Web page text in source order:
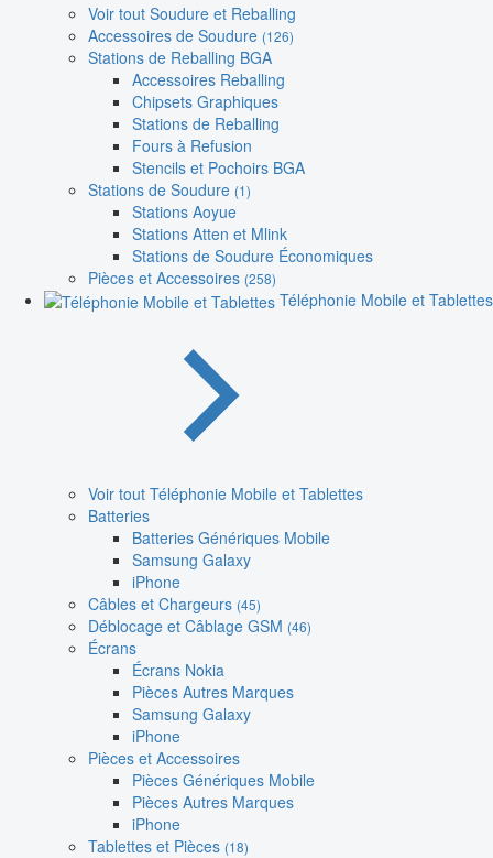
Voir tout Soudure et Reballing
Accessoires de Soudure (126)
Stations de Reballing BGA
Accessoires Reballing
Chipsets Graphiques
Stations de Reballing
Fours à Refusion
Stencils et Pochoirs BGA
Stations de Soudure (1)
Stations Aoyue
Stations Atten et Mlink
Stations de Soudure Économiques
Pièces et Accessoires (258)
Téléphonie Mobile et Tablettes
Voir tout Téléphonie Mobile et Tablettes
Batteries
Batteries Génériques Mobile
Samsung Galaxy
iPhone
Câbles et Chargeurs (45)
Déblocage et Câblage GSM (46)
Écrans
Écrans Nokia
Pièces Autres Marques
Samsung Galaxy
iPhone
Pièces et Accessoires
Pièces Génériques Mobile
Pièces Autres Marques
iPhone
Tablettes et Pièces (18)